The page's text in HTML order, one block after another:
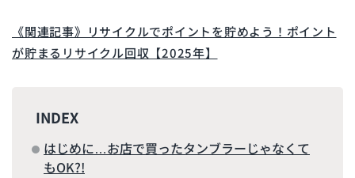
《関連記事》リサイクルでポイントを貯めよう！ポイント
が貯まるリサイクル回収【2025年】
INDEX
はじめに…お店で買ったタンブラーじゃなくて
もOK?!